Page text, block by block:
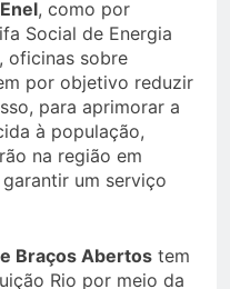
, como por
Social de Energia
oficinas sobre
por objetivo reduzir
para aprimorar a
à população,
na região em
um serviço
Braços Abertos tem
Rio por meio da